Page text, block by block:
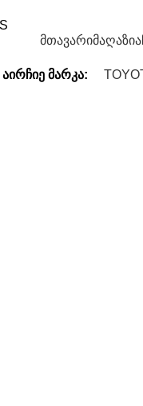
მთავარიმაღაზია
აირჩიე მარკა: